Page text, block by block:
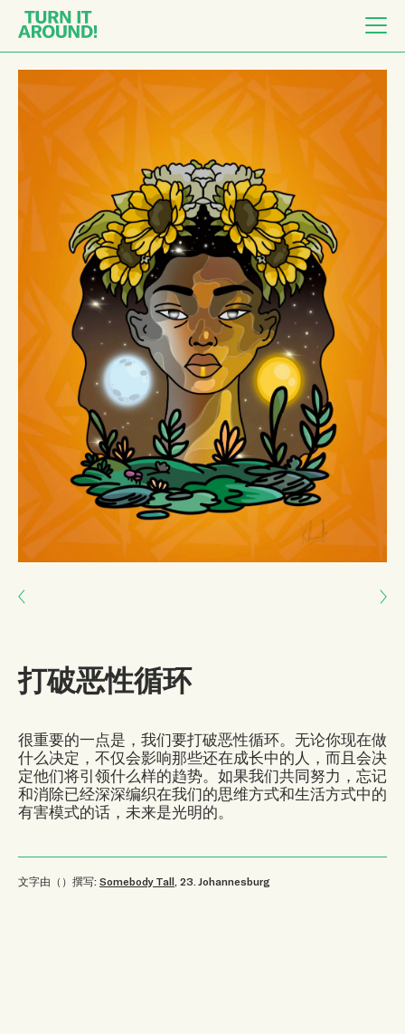
打破恶性循环
很重要的一点是，我们要打破恶性循环。无论你现在做
什么决定，不仅会影响那些还在成长中的人，而且会决
定他们将引领什么样的趋势。如果我们共同努力，忘记
和消除已经深深编织在我们的思维方式和生活方式中的
有害模式的话，未来是光明的。
文字由（）撰写: Somebody Tall , 23 Johannesburg